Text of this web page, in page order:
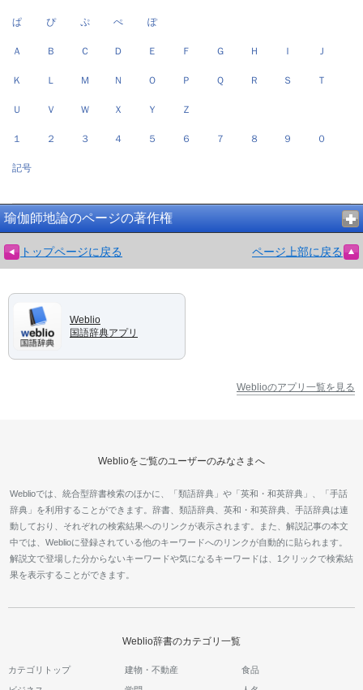
ぱ ぴ ぷ ぺ ぽ
Ａ Ｂ Ｃ Ｄ Ｅ Ｆ Ｇ Ｈ Ｉ Ｊ
Ｋ Ｌ Ｍ Ｎ Ｏ Ｐ Ｑ Ｒ Ｓ Ｔ
Ｕ Ｖ Ｗ Ｘ Ｙ Ｚ
１ ２ ３ ４ ５ ６ ７ ８ ９ ０
記号
瑜伽師地論のページの著作権
トップページに戻る ページ上部に戻る
Weblio
国語辞典アプリ
Weblioのアプリ一覧を見る
Weblioをご覧のユーザーのみなさまへ
Weblioでは、統合型辞書検索のほかに、「類語辞典」や「英和・和英辞典」、「手話
辞典」を利用することができます。辞書、類語辞典、英和・和英辞典、手話辞典は連
動しており、それぞれの検索結果へのリンクが表示されます。また、解説記事の本文
中では、Weblioに登録されている他のキーワードへのリンクが自動的に貼られます。
解説文で登場した分からないキーワードや気になるキーワードは、1クリックで検索結
果を表示することができます。
Weblio辞書のカテゴリ一覧
カテゴリトップ 建物・不動産 食品